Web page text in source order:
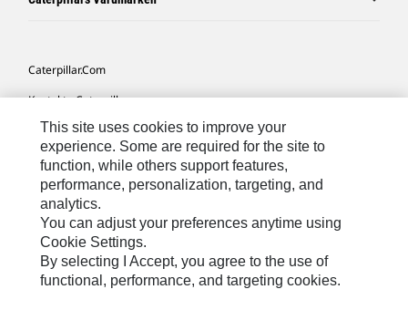
Caterpillar.com
Kontakta Caterpillar
Mina Marknadsföringspreferenser
Platskarta
Cookie Settings
Juridiskt
Sekretess
This site uses cookies to improve your
experience. Some are required for the site to
function, while others support features,
performance, personalization, targeting, and
analytics.
You can adjust your preferences anytime using
Cookie Settings.
By selecting I Accept, you agree to the use of
functional, performance, and targeting cookies.